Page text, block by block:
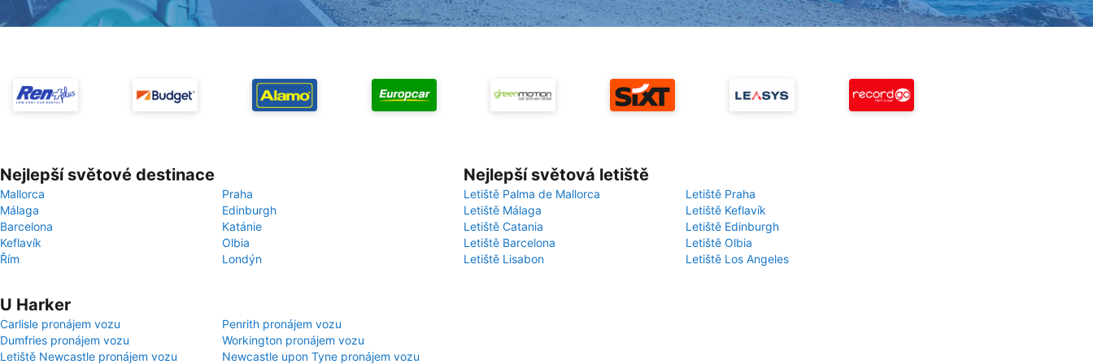
Nejlepší světové destinace
Mallorca
Praha
Málaga
Edinburgh
Barcelona
Katánie
Keflavík
Olbia
Řím
Londýn
Nejlepší světová letiště
Letiště Palma de Mallorca
Letiště Praha
Letiště Málaga
Letiště Keflavík
Letiště Catania
Letiště Edinburgh
Letiště Barcelona
Letiště Olbia
Letiště Lisabon
Letiště Los Angeles
U Harker
Carlisle pronájem vozu
Penrith pronájem vozu
Dumfries pronájem vozu
Workington pronájem vozu
Letiště Newcastle pronájem vozu
Newcastle upon Tyne pronájem vozu